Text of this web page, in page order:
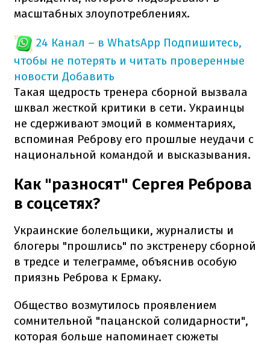
масштабных злоупотреблениях.
24 Канал – в WhatsApp Подпишитесь,
чтобы не потерять и читать проверенные
новости Добавить
Такая щедрость тренера сборной вызвала
шквал жесткой критики в сети. Украинцы
не сдерживают эмоций в комментариях,
вспоминая Реброву его прошлые неудачи с
национальной командой и высказывания.
Как "разносят" Сергея Реброва
в соцсетях?
Украинские болельщики, журналисты и
блогеры "прошлись" по экстренеру сборной
в тредсе и телеграмме, объяснив особую
приязнь Реброва к Ермаку.
Общество возмутилось проявлением
сомнительной "пацанской солидарности",
которая больше напоминает сюжеты